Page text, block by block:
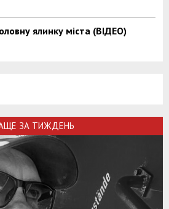
ялинку міста (ВІДЕО)
ЗА ТИЖДЕНЬ